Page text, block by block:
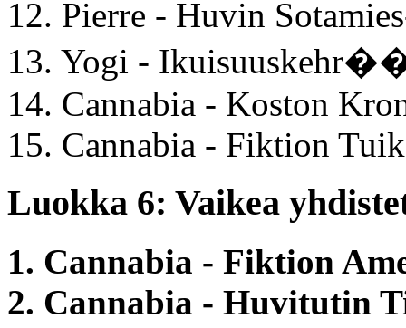
12. Pierre - Huvin
13. Yogi -
14. Cannabia - Koston
15. Cannabia - Fiktion
Luokka 6: Vaikea
1. Cannabia - Fiktion
2. Cannabia - Huvitutin